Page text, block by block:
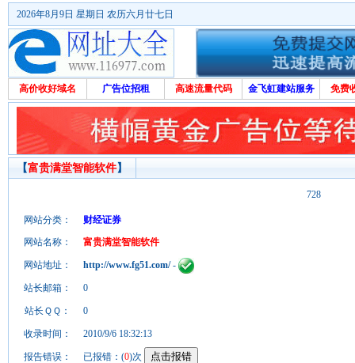
2026年8月9日 星期日 农历六月廿七日
高价收好域名 广告位招租 高速流量代码 金飞虹建站服务 免费
【富贵满堂智能软件】
728
网站分类：
财经证券
网站名称：
富贵满堂智能软件
网站地址： http://www.fg51.com/-
站长邮箱： 0
站长ＱＱ： 0
收录时间： 2010/9/6 18:32:13
报告错误： 已报错：(0)次